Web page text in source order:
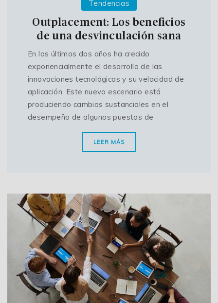
Tendencias
Outplacement: Los beneficios
de una desvinculación sana
En los últimos dos años ha crecido
exponencialmente el desarrollo de las
innovaciones tecnológicas y su velocidad de
aplicación. Este nuevo escenario está
produciendo cambios sustanciales en el
desempeño de algunos puestos de
LEER MÁS